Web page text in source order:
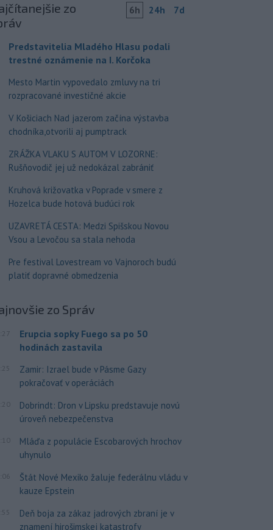
zo
6h 24h 7d
Predstavitelia Mladého Hlasu podali
trestné oznámenie na I. Korčoka
Mesto Martin vypovedalo zmluvy na tri
rozpracované investičné akcie
V Košiciach Nad jazerom začína výstavba
chodníka,otvorili aj pumptrack
ZRÁŽKA VLAKU S AUTOM V LOZORNE:
Rušňovodič jej už nedokázal zabrániť
Kruhová križovatka v Poprade v smere z
Hozelca bude hotová budúci rok
UZAVRETÁ CESTA: Medzi Spišskou Novou
Vsou a Levočou sa stala nehoda
Pre festival Lovestream vo Vajnoroch budú
platiť dopravné obmedzenia
zo Správ
Erupcia sopky Fuego sa po 50
hodinách zastavila
Zamir: Izrael bude v Pásme Gazy
pokračovať v operáciách
Dobrindt: Dron v Lipsku predstavuje novú
úroveň nebezpečenstva
Mláďa z populácie Escobarových hrochov
uhynulo
Štát Nové Mexiko žaluje federálnu vládu v
kauze Epstein
Deň boja za zákaz jadrových zbraní je v
znamení hirošimskej katastrofy